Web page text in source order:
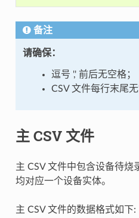
备注
请确保：
逗号 ',' 前后无空格；
CSV 文件每行末尾无
主 CSV 文件
主 CSV 文件中包含设备待
均对应一个设备实体。
主 CSV 文件的数据格式如下: